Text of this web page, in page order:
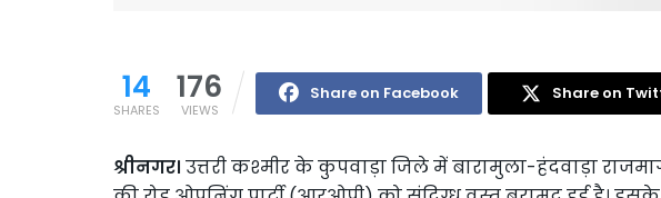
14
SHARES
176
VIEWS
Share on Facebook Share on
श्रीनगर। उत्तरी कश्मीर के कुपवाड़ा जिले में बारामुला-हंदवाड़ा